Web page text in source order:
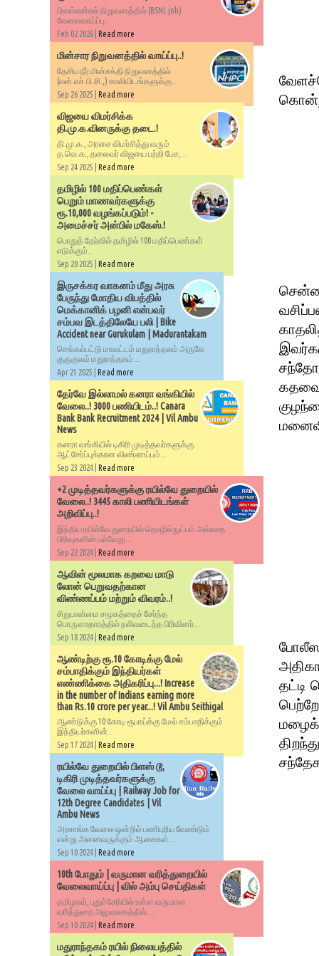
கதவை
தட்டி
பிஎஸ்என்எல் நிறுவனத்தில் (BSNL job)
வேலைவாய்ப்பு...
Feb 02 2026 | Read more
மின்சார நிறுவனத்தில் வாய்ப்பு..!
தேசிய நீர் மின்சக்தி நிறுவனத்தில்
(என்.எச்.பி.சி.,) காலியிடங்களுக்கு...
Sep 26 2025 | Read more
விஜயை விமர்சிக்க
தி.மு.க.வினருக்கு தடை.!
தி.மு.க., அரசை விமர்சித்து வரும்
த.வெ.க., தலைவர் விஜயை பற்றி பேச,...
Sep 24 2025 | Read more
தமிழில் 100 மதிப்பெண்கள்
பெறும் மாணவர்களுக்கு
ரூ.10,000 வழங்கப்படும்! -
அமைச்சர் அன்பில் மகேஸ்.!
பொதுத் தேர்வில் தமிழில் 100 மதிப்பெண்கள்
எடுக்கும்...
Sep 20 2025 | Read more
இருசக்கர வாகனம் மீது அரசு
பேருந்து மோதிய விபத்தில்
மெக்கானிக் பழனி என்பவர்
சம்பவ இடத்திலேயே பலி | Bike
Accident near Gurukulam | Madurantakam
செங்கல்பட்டு மாவட்டம் மதுராந்தகம் அருகே
குருகுலம் மதுராந்தகம்...
Apr 21 2025 | Read more
தேர்வே இல்லாமல் கனரா வங்கியில்
வேலை..! 3000 பணியிடம்..! Canara
Bank Bank Recruitment 2024 | Vil Ambu
News
கனரா வங்கியில் டிகிரி முடித்தவர்களுக்கு
ஆட்சேர்ப்புக்கான விண்ணப்பம்...
Sep 23 2024 | Read more
+2 முடித்தவர்களுக்கு ரயில்வே துறையில்
வேலை..! 3445 காலி பணியிடங்கள்
அறிவிப்பு..!
இந்திய ரயில்வே துறையில் தொழில்நுட்பம் அல்லாத
பிரிவுகளின் பல்வேறு...
Sep 22 2024 | Read more
ஆவின் மூலமாக கறவை மாடு
லோன் பெறுவதற்கான
விண்ணப்பம் மற்றும் விவரம்..!
சிறுபான்மை சமூகத்தைச் சேர்ந்த
பொருளாதாரத்தில் நலிவடைந்த பிரிவினர்...
Sep 18 2024 | Read more
ஆண்டிற்கு ரூ.10 கோடிக்கு மேல்
சம்பாதிக்கும் இந்தியர்கள்
எண்ணிக்கை அதிகரிப்பு...! Increase
in the number of Indians earning more
than Rs.10 crore per year...! Vil Ambu Seithigal
ஆண்டுக்கு 10 கோடி ரூபாய்க்கு மேல் சம்பாதிக்கும்
இந்தியர்களின்...
Sep 17 2024 | Read more
ரயில்வே துறையில் பிளஸ் டூ,
டிகிரி முடித்தவர்களுக்கு
வேலை வாய்ப்பு | Railway Job for
12th Degree Candidates | Vil
Ambu News
அரசாங்க வேலை ஒன்றில் பணிபுரிய வேண்டும்
என்று அனைவருக்கும் ஆசைகள்...
Sep 10 2024 | Read more
10th போதும் | வருமான வரித்துறையில்
வேலைவாய்ப்பு | வில் அம்பு செய்திகள்
தமிழகம், புதுச்சேரியில் உள்ள வருமான
வரித்துறை அலுவலகத்தில்...
Sep 10 2024 | Read more
மதுராந்தகம் ரயில் நிலையத்தில்